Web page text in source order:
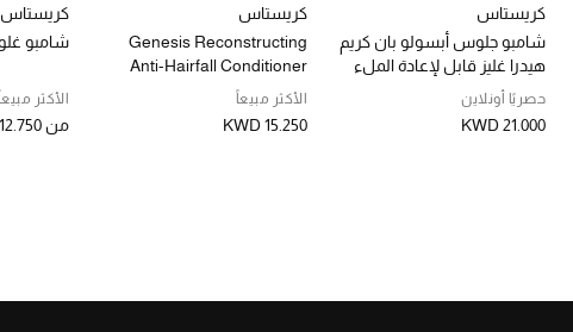
كريستاس
شامبو جلوس أبسولو بان كريم
هيدرا غليز قابل لإعادة الملء
حصريًا أونلاين
KWD 21.000
كريستاس
Genesis Reconstructing
Anti-Hairfall Conditioner
الأكثر مبيعاً
KWD 15.250
كريستاس
شامبو
الأكثر
من